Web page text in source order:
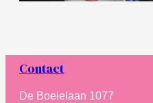
Contact
De Boelelaan 1077